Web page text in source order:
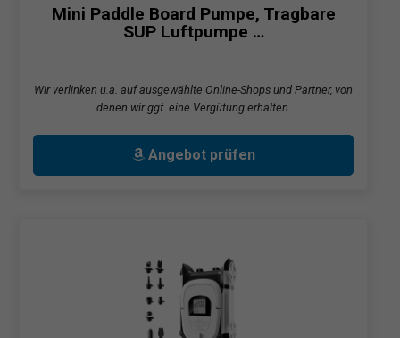
Mini Paddle Board Pumpe, Tragbare
SUP Luftpumpe …
Wir verlinken u.a. auf ausgewählte Online-Shops und Partner, von
denen wir ggf. eine Vergütung erhalten.
Angebot prüfen